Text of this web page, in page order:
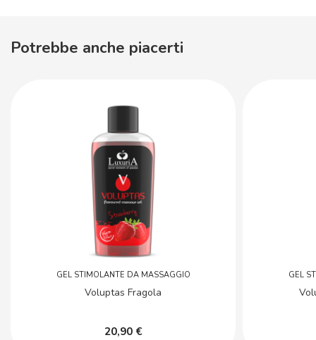
Potrebbe anche piacerti
GEL STIMOLANTE DA MASSAGGIO
Voluptas Fragola
20,90 €
GEL